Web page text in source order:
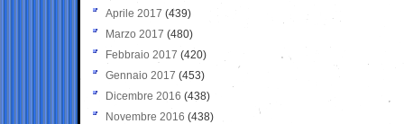
Aprile 2017 (439)
Marzo 2017 (480)
Febbraio 2017 (420)
Gennaio 2017 (453)
Dicembre 2016 (438)
Novembre 2016 (438)